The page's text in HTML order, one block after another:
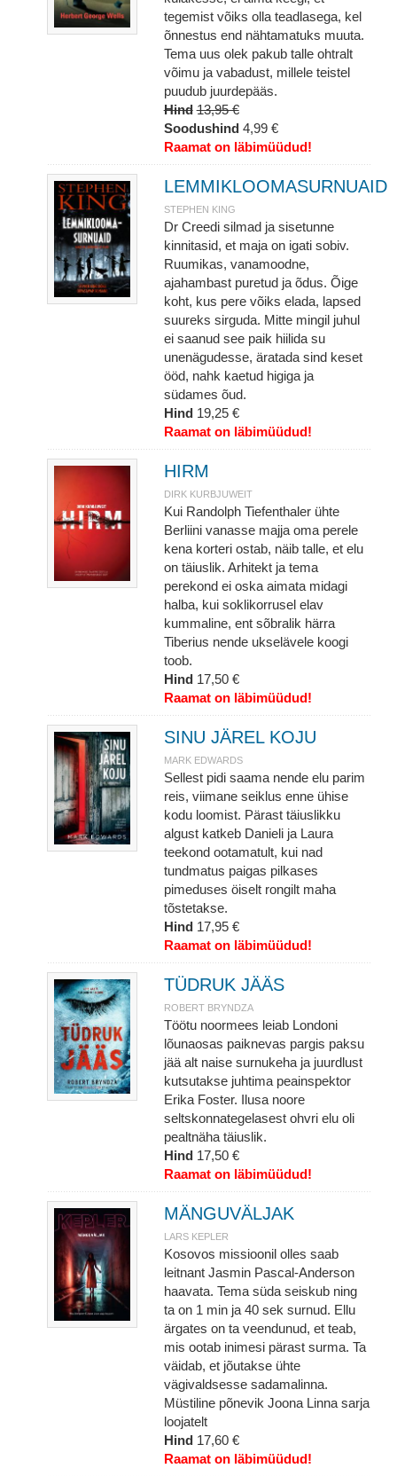
tegemist võiks olla teadlasega, kel
õnnestus end nähtamatuks muuta.
Tema uus olek pakub talle ohtralt
võimu ja vabadust, millele teistel
puudub juurdepääs.
Hind 13,95 €
Soodushind 4,99 €
Raamat on läbimüüdud!
LEMMIKLOOMASURNUAID
STEPHEN KING
Dr Creedi silmad ja sisetunne
kinnitasid, et maja on igati sobiv.
Ruumikas, vanamoodne,
ajahambast puretud ja õdus. Õige
koht, kus pere võiks elada, lapsed
suureks sirguda. Mitte mingil juhul
ei saanud see paik hiilida su
unenägudesse, äratada sind keset
ööd, nahk kaetud higiga ja
südames õud.
Hind 19,25 €
Raamat on läbimüüdud!
HIRM
DIRK KURBJUWEIT
Kui Randolph Tiefenthaler ühte
Berliini vanasse majja oma perele
kena korteri ostab, näib talle, et elu
on täiuslik. Arhitekt ja tema
perekond ei oska aimata midagi
halba, kui soklikorrusel elav
kummaline, ent sõbralik härra
Tiberius nende ukselävele koogi
toob.
Hind 17,50 €
Raamat on läbimüüdud!
SINU JÄREL KOJU
MARK EDWARDS
Sellest pidi saama nende elu parim
reis, viimane seiklus enne ühise
kodu loomist. Pärast täiuslikku
algust katkeb Danieli ja Laura
teekond ootamatult, kui nad
tundmatus paigas pilkases
pimeduses öiselt rongilt maha
tõstetakse.
Hind 17,95 €
Raamat on läbimüüdud!
TÜDRUK JÄÄS
ROBERT BRYNDZA
Töötu noormees leiab Londoni
lõunaosas paiknevas pargis paksu
jää alt naise surnukeha ja juurdlust
kutsutakse juhtima peainspektor
Erika Foster. Ilusa noore
seltskonnategelasest ohvri elu oli
pealtnäha täiuslik.
Hind 17,50 €
Raamat on läbimüüdud!
MÄNGUVÄLJAK
LARS KEPLER
Kosovos missioonil olles saab
leitnant Jasmin Pascal-Anderson
haavata. Tema süda seiskub ning
ta on 1 min ja 40 sek surnud. Ellu
ärgates on ta veendunud, et teab,
mis ootab inimesi pärast surma. Ta
väidab, et jõutakse ühte
vägivaldsesse sadamalinna.
Müstiline põnevik Joona Linna sarja
loojatelt
Hind 17,60 €
Raamat on läbimüüdud!